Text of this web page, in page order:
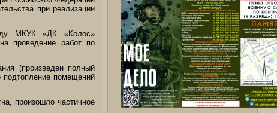
при реализации
МКУК «ДК «Колос»
проведение работ по
(произведен полный
помещений
произошло частичное